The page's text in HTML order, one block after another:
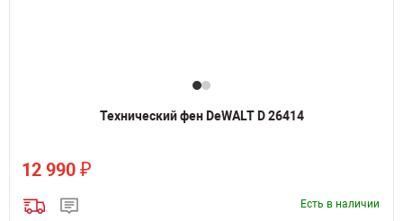
Технический фен DeWALT D 26414
12 990 ₽
Есть в наличии